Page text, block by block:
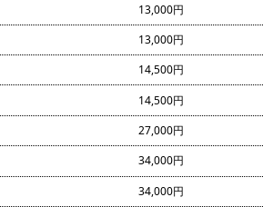
13,000円
13,000円
14,500円
14,500円
27,000円
34,000円
34,000円